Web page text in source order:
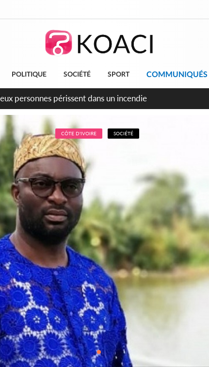
POLITIQUE SOCIÉTÉ SPORT COMMUNIQUÉS
célébration de la fête nationale transformée en vaste
CÔTE D'IVOIRE SOCIÉTÉ